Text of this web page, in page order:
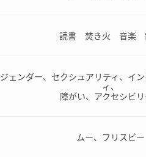
読書 焚き火 音楽
ジェンダー、セクシュアリティ、イ
ィ、
障がい、アクセシビリ
ムー、フリスビー